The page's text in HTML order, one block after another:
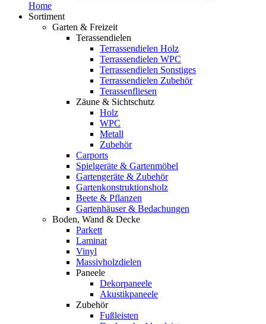
Home
Sortiment
Garten & Freizeit
Terassendielen
Terrassendielen Holz
Terrassendielen WPC
Terrassendielen Sonstiges
Terrassendielen Zubehör
Terassenfliesen
Zäune & Sichtschutz
Holz
WPC
Metall
Zubehör
Carports
Spielgeräte & Gartenmöbel
Gartengeräte & Zubehör
Gartenkonstruktionsholz
Beete & Pflanzen
Gartenhäuser & Bedachungen
Boden, Wand & Decke
Parkett
Laminat
Vinyl
Massivholzdielen
Paneele
Dekorpaneele
Akustikpaneele
Zubehör
Fußleisten